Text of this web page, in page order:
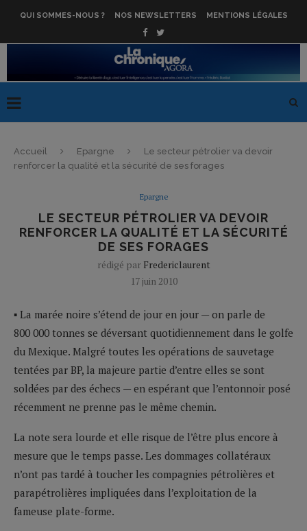
QUI SOMMES-NOUS ? NOS NEWSLETTERS MENTIONS LÉGALES
Accueil Epargne
Le secteur pétrolier va devoir
renforcer la qualité et la sécurité de ses forages
Epargne
LE SECTEUR PÉTROLIER VA DEVOIR
RENFORCER LA QUALITÉ ET LA SÉCURITÉ
DE SES FORAGES
rédigé par Fredericlaurent
17 juin 2010
▪ La marée noire s’étend de jour en jour — on parle de
800 000 tonnes se déversant quotidiennement dans le golfe
du Mexique. Malgré toutes les opérations de sauvetage
tentées par BP, la majeure partie d’entre elles se sont
soldées par des échecs — en espérant que l’entonnoir posé
récemment ne prenne pas le même chemin.
La note sera lourde et elle risque de l’être plus encore à
mesure que le temps passe. Les dommages collatéraux
n’ont pas tardé à toucher les compagnies pétrolières et
parapétrolières impliquées dans l’exploitation de la
fameuse plate-forme.